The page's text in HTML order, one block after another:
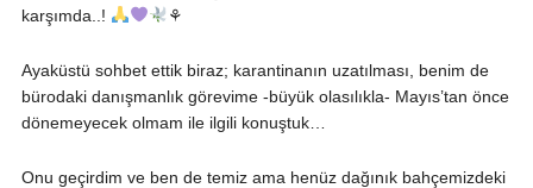
karşımda..!
⚘
Ayaküstü sohbet ettik biraz; karantinanın uzatılması, benim de
bürodaki danışmanlık görevime -büyük olasılıkla- Mayıs’tan önce
dönemeyecek olmam ile ilgili konuştuk…
Onu geçirdim ve ben de temiz ama henüz dağınık bahçemizdeki